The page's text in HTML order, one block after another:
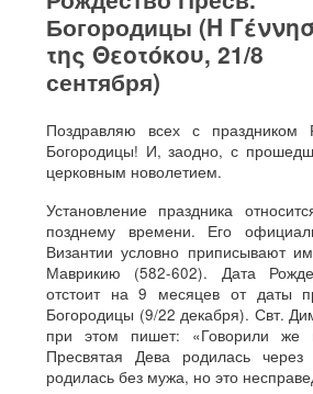
Богородицы (Η
της Θεοτόκου, 21/8
сентября)
Поздравляю всех с праздником
Богородицы! И, заодно, с
церковным новолетием.
Установление праздника
позднему времени. Его
Византии условно приписывают
Маврикию (582-602). Дата
отстоит на 9 месяцев от даты
Богородицы (9/22 декабря). Свт.
при этом пишет: «Говорили же
Пресвятая Дева родилась
родилась без мужа, но это